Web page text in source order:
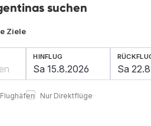
suchen
Ziele
HINFLUG
Nur Direktflüge